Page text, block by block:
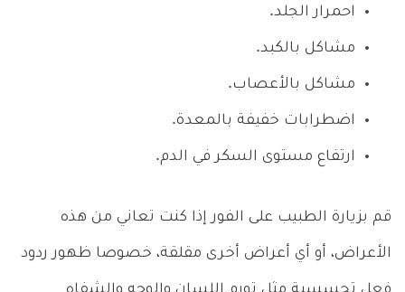
احمرار الجلد.
مشاكل بالكبد.
مشاكل بالأعصاب.
اضطرابات خفيفة بالمعدة.
ارتفاع مستوى السكر في الدم.
قم بزيارة الطبيب على الفور إذا كنت تعاني من هذه
الأعراض، أو أي أعراض أخرى مقلقة، خصوصا ظهور ردود